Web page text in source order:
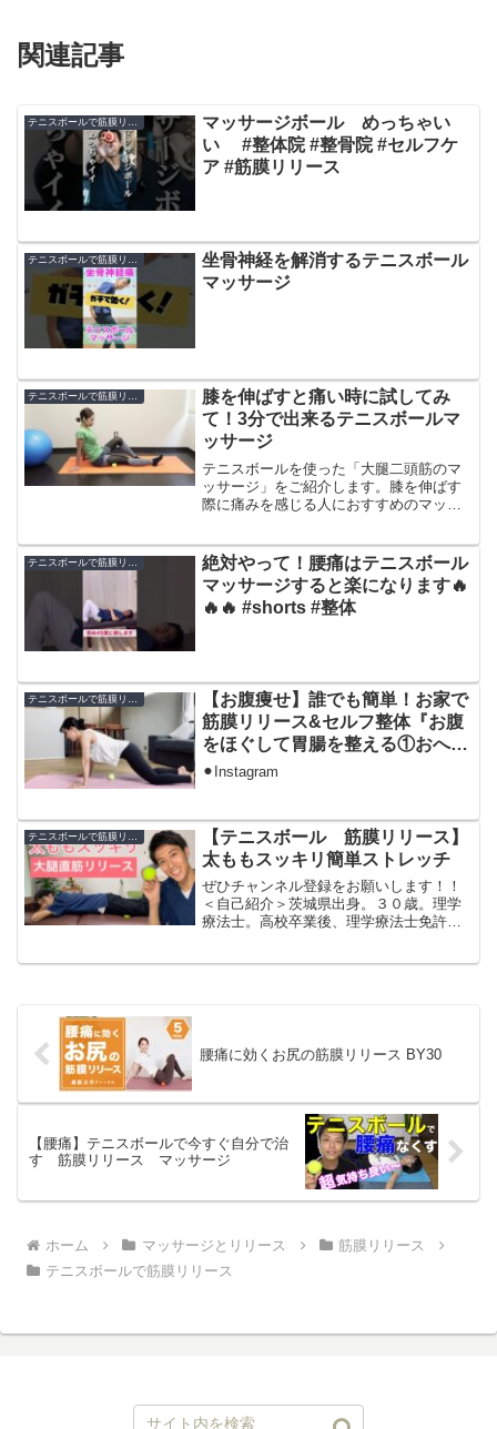
関連記事
マッサージボール めっちゃい
い #整体院 #整骨院 #セルフケ
ア #筋膜リリース
坐骨神経を解消するテニスボール
マッサージ
テニスボールで筋膜リリース
膝を伸ばすと痛い時に試してみ
て！3分で出来るテニスボールマ
ッサージ
テニスボールを使った「大腿二頭筋のマ
ッサージ」をご紹介します。膝を伸ばす
際に痛みを感じる人におすすめのマッサ
へお問い合わせください。▼お問い合わ
せはこちら▼1. ひざの...
絶対やって！腰痛はテニスボール
マッサージすると楽になります🔥
🔥🔥 #shorts #整体
テニスボールで筋膜リリース
【お腹痩せ】誰でも簡単！お家で
筋膜リリース&セルフ整体『お腹
をほぐして胃腸を整える①おへそ
周り4点』テニスボール、ヨガ、
⚫︎Instagram
テニスボールで筋膜リリース
【テニスボール 筋膜リリース】
太ももスッキリ簡単ストレッチ
ぜひチャンネル登録をお願いします！！
＜自己紹介＞茨城県出身。３０歳。理学
療法士。高校卒業後、理学療法士免許取
腰痛に効くお尻の筋膜リリース BY30
【腰痛】テニスボールで今すぐ自分で治
す 筋膜リリース マッサージ
ホーム マッサージとリリース
筋膜リリース
テニスボールで筋膜リリース